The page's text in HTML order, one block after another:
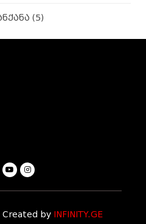
(5)
Created by INFINITY.GE